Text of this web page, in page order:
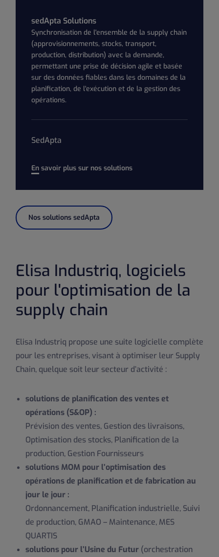
sedApta Solutions
Synchronisation de l'ensemble de la supply chain
(approvisionnements, stocks, transport,
production, distribution) avec la demande,
permettant une prise de décision agile et basée
sur des données fiables dans les domaines de la
planification, de l'exécution et de la gestion des
opérations.
SedApta
En savoir plus sur nos solutions
Nos solutions sedApta
Elisa Industriq, logiciels
pour l'optimisation de la
supply chain
Elisa Industriq propose une suite logicielle complète
pour les entreprises, visant à optimiser leur Supply
Chain, quelque soit leur secteur d’activité :
solutions de planification des ventes et
opérations (S&OP) :
Prévision des ventes, Gestion des livraisons,
Optimisation des stocks, Planification de la
production, Gestion Fournisseurs
solutions MOM pour l’optimisation des
opérations de planification et de fabrication au
jour le jour :
Ordonnancement, Planification industrielle, Suivi
de production, GMAO – Maintenance, MES
QUARTIS
solutions pour l’Usine du Futur (orchestration